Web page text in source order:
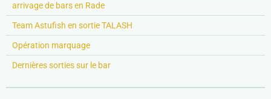
arrivage de bars en Rade
Team Astufish en sortie TALASH
Opération marquage
Dernières sorties sur le bar